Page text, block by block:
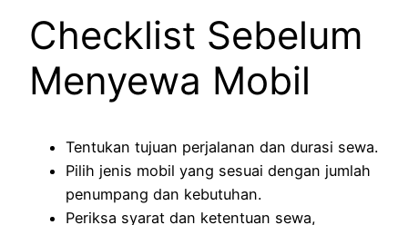
Checklist Sebelum
Menyewa Mobil
Tentukan tujuan perjalanan dan durasi sewa.
Pilih jenis mobil yang sesuai dengan jumlah
penumpang dan kebutuhan.
Periksa syarat dan ketentuan sewa,